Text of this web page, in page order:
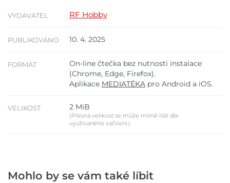
VYDAVATEL RF Hobby
PUBLIKOVÁNO 10. 4. 2025
FORMÁT
On-line čtečka bez nutnosti instalace
(Chrome, Edge, Firefox).
Aplikace MEDIATÉKA pro Android a iOS.
VELIKOST 2 MiB
(Přesná velikost se může mírně lišit dle
využívaného zařízení.)
Mohlo by se vám také líbit